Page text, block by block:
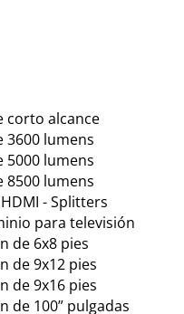
corto alcance
3600 lumens
5000 lumens
8500 lumens
- Splitters
para televisión
de 6x8 pies
de 9x12 pies
de 9x16 pies
de 100” pulgadas